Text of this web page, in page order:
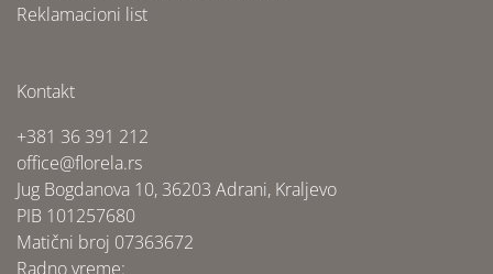
Reklamacioni list
Kontakt
+381 36 391 212
office@florela.rs
Jug Bogdanova 10, 36203 Adrani, Kraljevo
PIB 101257680
Matični broj 07363672
Radno vreme: